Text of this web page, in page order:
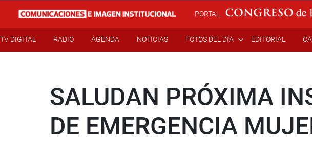
PORTAL
TV DIGITAL RADIO AGENDA NOTICIAS FOTOS DEL DÍA EDITORIAL
SALUDAN PRÓXIMA
DE EMERGENCIA